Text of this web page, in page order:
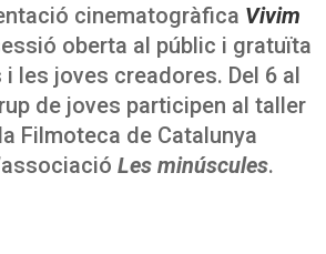
cinematogràfica Vivim
oberta al públic i gratuïta
les joves creadores. Del 6 al
de joves participen al taller
Filmoteca de Catalunya
Les minúscules.